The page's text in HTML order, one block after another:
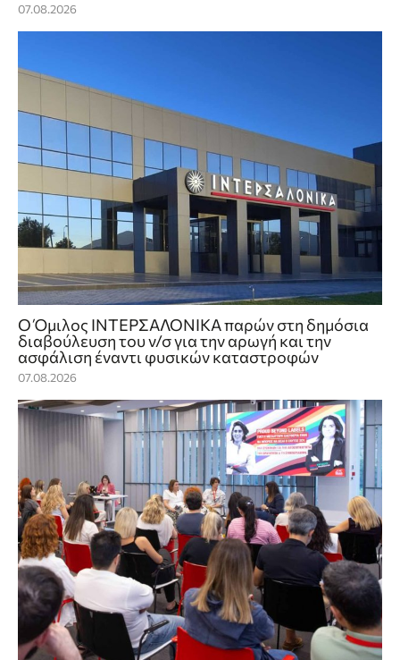
07.08.2026
Ο Όμιλος ΙΝΤΕΡΣΑΛΟΝΙΚΑ παρών στη δημόσια
διαβούλευση του ν/σ για την αρωγή και την
ασφάλιση έναντι φυσικών καταστροφών
07.08.2026